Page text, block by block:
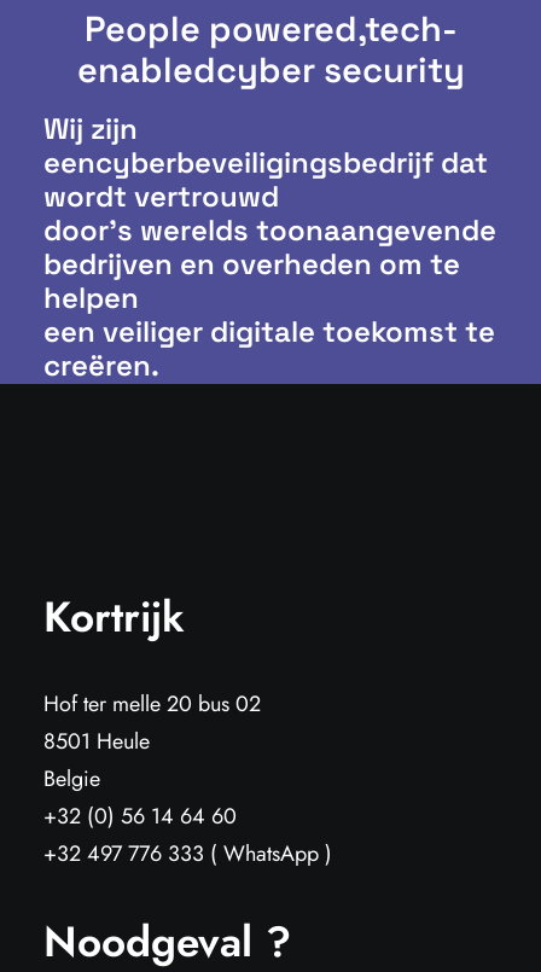
People powered,tech-
enabledcyber security
Wij zijn
eencyberbeveiligingsbedrijf dat
wordt vertrouwd
door’s werelds toonaangevende
bedrijven en overheden om te
helpen
een veiliger digitale toekomst te
creëren.
Kortrijk
Hof ter melle 20 bus 02
8501 Heule
Belgie
+32 (0) 56 14 64 60
+32 497 776 333 ( WhatsApp )
Noodgeval ?